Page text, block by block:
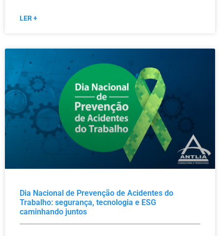
LER +
Dia Nacional de Prevenção de Acidentes do
Trabalho: segurança, tecnologia e ESG
caminhando juntos